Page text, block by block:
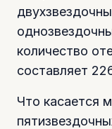
количество
составляет
Что касается